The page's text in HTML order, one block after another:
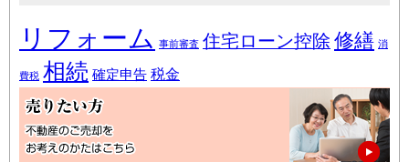
リフォーム 事前審査 住宅ローン控除 修繕 消
費税 相続 確定申告 税金